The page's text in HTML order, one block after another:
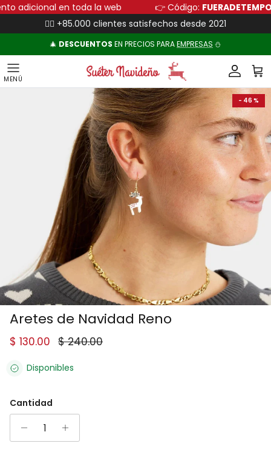
Ir al contenido
adicional en toda la web 👉 Código:
👍🏻 +85.000 clientes satisfechos desde 2021
🎄 DESCUENTOS EN PRECIOS PARAEMPRESAS ⛄
Cuenta
Ir directamente a la información del producto
- 46 %
Aretes de Navidad Reno
Precio de venta
$ 130.00 Precio normal
$ 240.00
Disponibles
Cantidad